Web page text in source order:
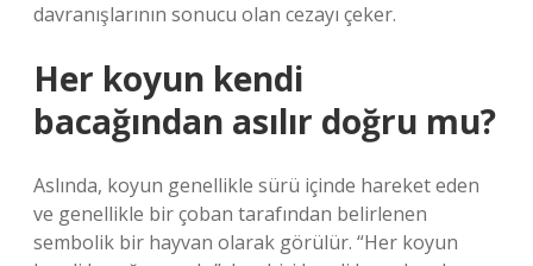
davranışlarının sonucu olan cezayı çeker.
Her koyun kendi
bacağından asılır doğru mu?
Aslında, koyun genellikle sürü içinde hareket eden
ve genellikle bir çoban tarafından belirlenen
sembolik bir hayvan olarak görülür. “Her koyun